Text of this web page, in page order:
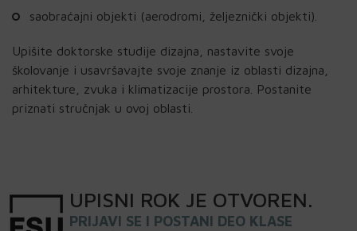
saobraćajni objekti (aerodromi, željeznički objekti).
Upišite doktorske studije dizajna, nastavite svoje
školovanje i usavršavajte svoje znanje iz oblasti dizajna,
arhitekture, zvuka i klimatizacije prostora. Postanite
priznati stručnjak u ovoj oblasti.
UPISNI ROK JE OTVOREN.
PRIJAVI SE I POSTANI DEO KLASE